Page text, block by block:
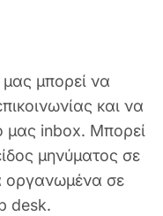
μπορεί να
και να
μας inbox. Μπορεί
μηνύματος σε
οργανωμένα σε
desk.